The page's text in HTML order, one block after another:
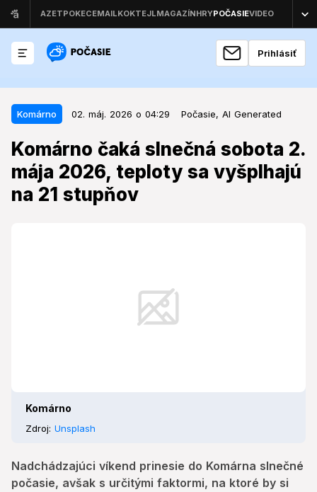
Prihlásiť
Komárno 02. máj. 2026 o 04:29 Počasie, AI Generated
Komárno čaká slnečná sobota 2.
mája 2026, teploty sa vyšplhajú
na 21 stupňov
Komárno
Zdroj: Unsplash
Nadchádzajúci víkend prinesie do Komárna slnečné
počasie, avšak s určitými faktormi, na ktoré by si
Komárno 02. máj. 2026 o 04:29
Komárno čaká slnečná sobota 2.
mája 2026, teploty sa vyšplhajú
na 21 stupňov